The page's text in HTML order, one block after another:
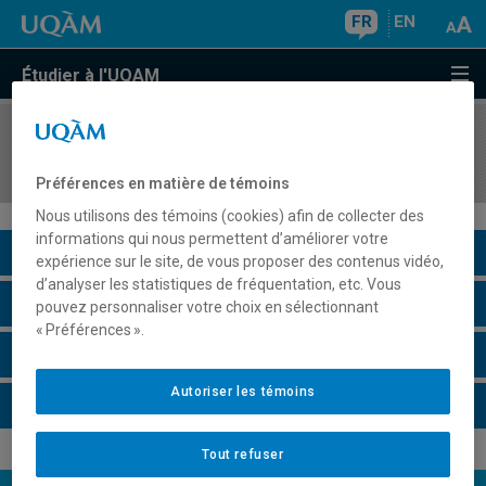
FR EN
Étudier à l'UQAM
COURS//
Description du cours
Horaire - Été 2026
Préférences en matière de témoins
Nous utilisons des témoins (cookies) afin de collecter des
informations qui nous permettent d’améliorer votre
expérience sur le site, de vous proposer des contenus vidéo,
d’analyser les statistiques de fréquentation, etc. Vous
pouvez personnaliser votre choix en sélectionnant
« Préférences ».
Tout refuser
Autoriser les témoins